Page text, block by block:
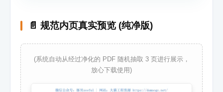
📄 规范内页真实预览 (纯净版)
(系统自动从经过净化的 PDF 随机抽取 3 页进行展示，
放心下载使用)